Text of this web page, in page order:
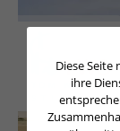
Diese
ihre